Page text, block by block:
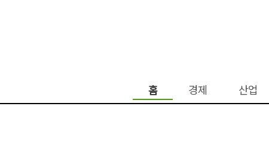
홈 경제 산업